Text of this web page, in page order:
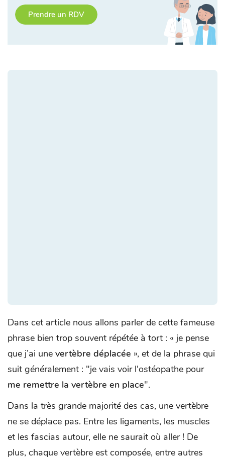
Prendre un RDV
Dans cet article nous allons parler de cette fameuse
phrase bien trop souvent répétée à tort : « je pense
que j’ai une vertèbre déplacée », et de la phrase qui
suit généralement : "je vais voir l'ostéopathe pour
me remettre la vertèbre en place".
Dans la très grande majorité des cas, une vertèbre
ne se déplace pas. Entre les ligaments, les muscles
et les fascias autour, elle ne saurait où aller ! De
plus, chaque vertèbre est composée, entre autres